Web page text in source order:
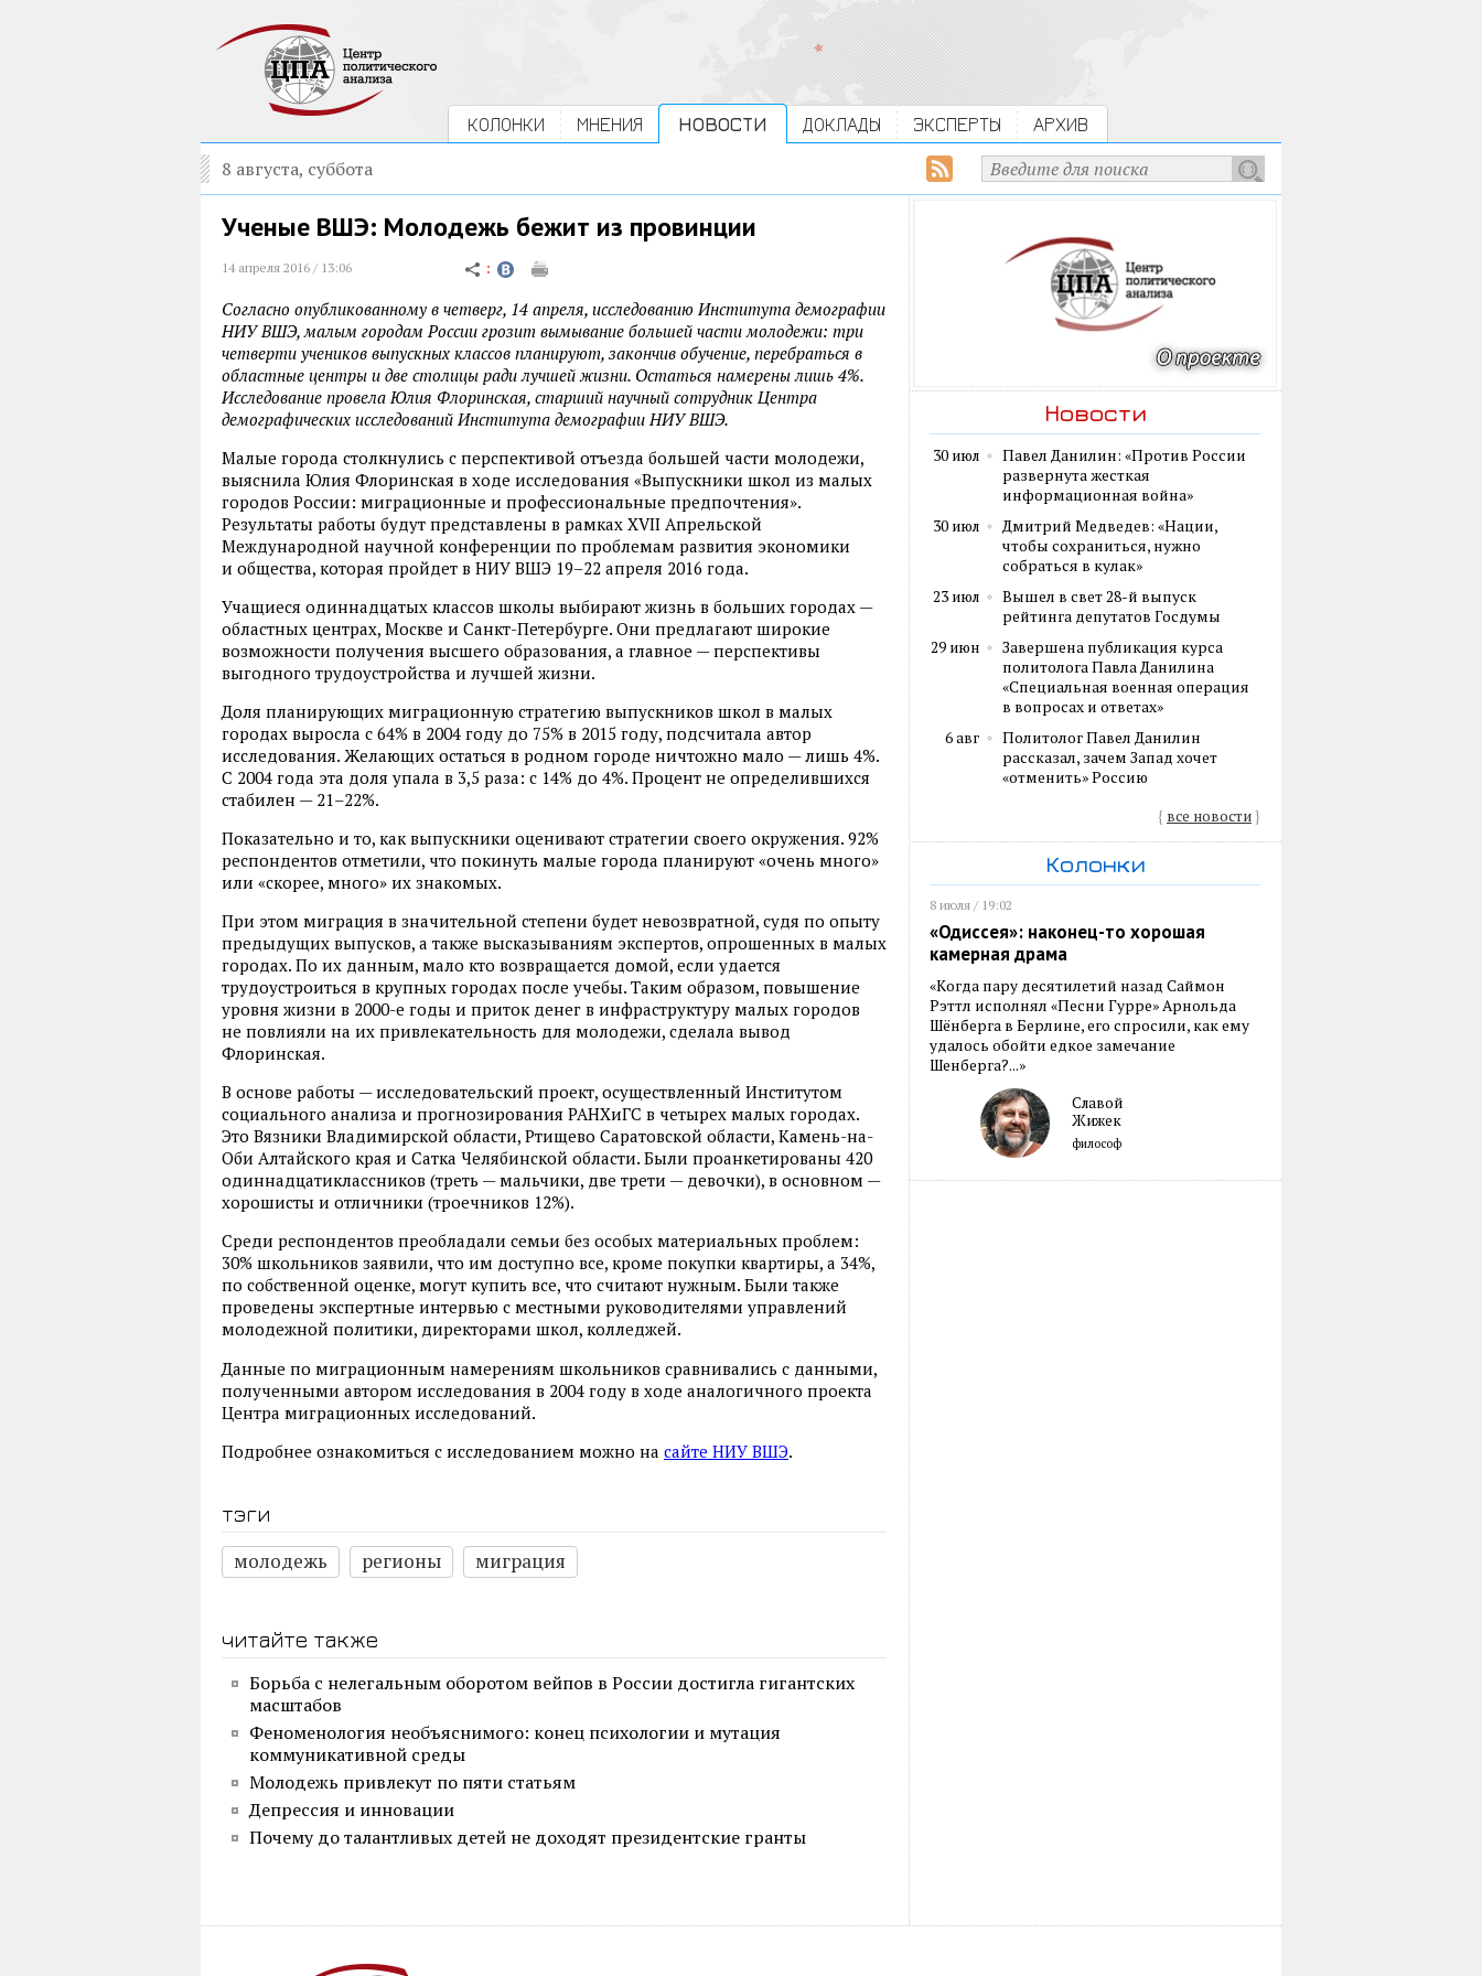
КОЛОНКИ МНЕНИЯ НОВОСТИ ДОКЛАДЫ ЭКСПЕРТЫ АРХИВ
8 августа, суббота
Ученые ВШЭ: Молодежь бежит из провинции
14 апреля 2016 / 13:06
Согласно опубликованному в четверг, 14 апреля, исследованию Института демографии
НИУ ВШЭ, малым городам России грозит вымывание большей части молодежи: три
четверти учеников выпускных классов планируют, закончив обучение, перебраться в
областные центры и две столицы ради лучшей жизни. Остаться намерены лишь 4%.
Исследование провела Юлия Флоринская, старший научный сотрудник Центра
демографических исследований Института демографии НИУ ВШЭ.
Малые города столкнулись с перспективой отъезда большей части молодежи,
выяснила Юлия Флоринская в ходе исследования «Выпускники школ из малых
городов России: миграционные и профессиональные предпочтения».
Результаты работы будут представлены в рамках XVII Апрельской
Международной научной конференции по проблемам развития экономики
и общества, которая пройдет в НИУ ВШЭ 19–22 апреля 2016 года.
Учащиеся одиннадцатых классов школы выбирают жизнь в больших городах —
областных центрах, Москве и Санкт-Петербурге. Они предлагают широкие
возможности получения высшего образования, а главное — перспективы
выгодного трудоустройства и лучшей жизни.
Доля планирующих миграционную стратегию выпускников школ в малых
городах выросла с 64% в 2004 году до 75% в 2015 году, подсчитала автор
исследования. Желающих остаться в родном городе ничтожно мало — лишь 4%.
С 2004 года эта доля упала в 3,5 раза: с 14% до 4%. Процент не определившихся
стабилен — 21–22%.
Показательно и то, как выпускники оценивают стратегии своего окружения. 92%
респондентов отметили, что покинуть малые города планируют «очень много»
или «скорее, много» их знакомых.
При этом миграция в значительной степени будет невозвратной, судя по опыту
предыдущих выпусков, а также высказываниям экспертов, опрошенных в малых
городах. По их данным, мало кто возвращается домой, если удается
трудоустроиться в крупных городах после учебы. Таким образом, повышение
уровня жизни в 2000-е годы и приток денег в инфраструктуру малых городов
не повлияли на их привлекательность для молодежи, сделала вывод
Флоринская.
В основе работы — исследовательский проект, осуществленный Институтом
социального анализа и прогнозирования РАНХиГС в четырех малых городах.
Это Вязники Владимирской области, Ртищево Саратовской области, Камень-на-
Оби Алтайского края и Сатка Челябинской области. Были проанкетированы 420
одиннадцатиклассников (треть — мальчики, две трети — девочки), в основном —
хорошисты и отличники (троечников 12%).
Среди респондентов преобладали семьи без особых материальных проблем:
30% школьников заявили, что им доступно все, кроме покупки квартиры, а 34%,
по собственной оценке, могут купить все, что считают нужным. Были также
проведены экспертные интервью с местными руководителями управлений
молодежной политики, директорами школ, колледжей.
Данные по миграционным намерениям школьников сравнивались с данными,
полученными автором исследования в 2004 году в ходе аналогичного проекта
Центра миграционных исследований.
Подробнее ознакомиться с исследованием можно на сайте НИУ ВШЭ.
тэги
молодежь
регионы миграция
читайте также
Борьба с нелегальным оборотом вейпов в России достигла гигантских
масштабов
Феноменология необъяснимого: конец психологии и мутация
коммуникативной среды
Молодежь привлекут по пяти статьям
Депрессия и инновации
Почему до талантливых детей не доходят президентские гранты
Новости
30 июл
Павел Данилин: «Против России
развернута жесткая
информационная война»
30 июл
Дмитрий Медведев: «Нации,
чтобы сохраниться, нужно
собраться в кулак»
23 июл
Вышел в свет 28-й выпуск
рейтинга депутатов Госдумы
29 июн
Завершена публикация курса
политолога Павла Данилина
«Специальная военная операция
в вопросах и ответах»
6 авг
Политолог Павел Данилин
рассказал, зачем Запад хочет
«отменить» Россию
{ все новости}
Колонки
8 июля / 19:02
«Одиссея»: наконец-то хорошая
камерная драма
«Когда пару десятилетий назад Саймон
Рэттл исполнял «Песни Гурре» Арнольда
Шёнберга в Берлине, его спросили, как ему
удалось обойти едкое замечание
Шенберга?...»
Славой
Жижек
философ